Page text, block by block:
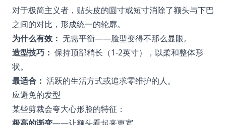
对于极简主义者，贴头皮的圆寸或短寸消除了额头与下巴
之间的对比，形成统一的轮廓。
为什么有效： 无需平衡——脸型变得不那么显眼。
造型技巧： 保持顶部稍长（1-2英寸），以柔和整体形
状。
最适合： 活跃的生活方式或追求零维护的人。
应避免的发型
某些剪裁会夸大心形脸的特征：